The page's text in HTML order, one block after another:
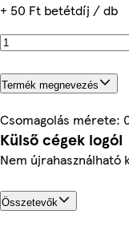
+ 50 Ft betétdíj / db
Termék megnevezés
Csomagolás mérete:
Külső cégek logói
Nem újrahasználható
Összetevők